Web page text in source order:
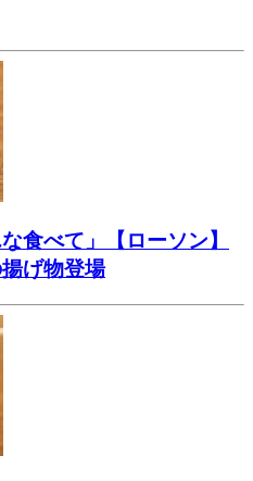
食べて」【ローソン】
げ物登場